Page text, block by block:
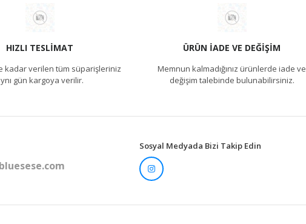
HIZLI TESLIMAT
kadar verilen tüm süparişleriniz
gün kargoya verilir.
ÜRÜN İADE VE DEĞIŞIM
Memnun kalmadığınız ürünlerde iade ve
değişim talebinde bulunabilirsiniz.
Sosyal Medyada Bizi Takip Edin